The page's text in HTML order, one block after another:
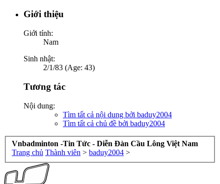
Giới thiệu
Giới tính:
Nam
Sinh nhật:
2/1/83 (Age: 43)
Tương tác
Nội dung:
Tìm tất cả nội dung bởi baduy2004
Tìm tất cả chủ đề bởi baduy2004
Vnbadminton -Tin Tức - Diễn Đàn Cầu Lông Việt Nam
Trang chủ Thành viên > baduy2004 >